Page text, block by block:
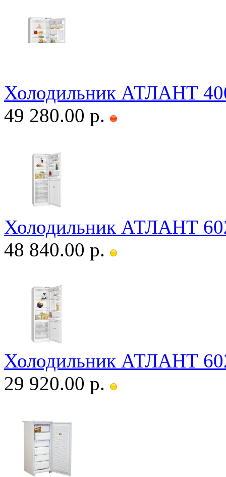
Холодильник АТЛАНТ
49 280.00 р.
Холодильник АТЛАНТ
48 840.00 р.
Холодильник АТЛАНТ
29 920.00 р.